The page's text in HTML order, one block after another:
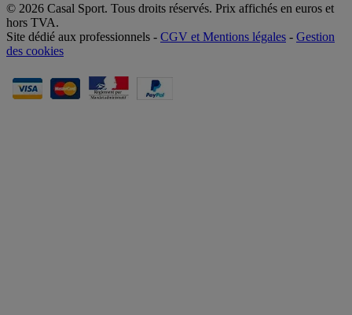
© 2026 Casal Sport. Tous droits réservés. Prix affichés en euros et
hors TVA.
Site dédié aux professionnels - CGV et Mentions légales - Gestion
des cookies